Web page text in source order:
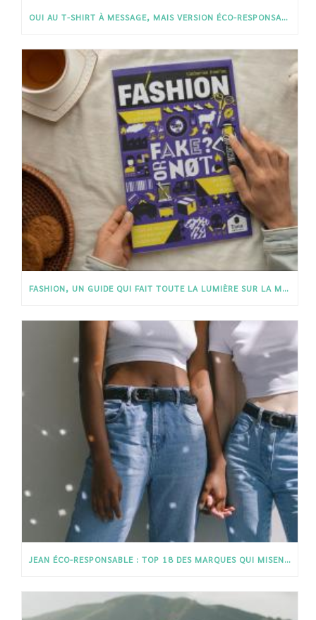
OUI AU T-SHIRT À MESSAGE, MAIS VERSION ÉCO-RESPONSABLE !
FASHION, UN GUIDE QUI FAIT TOUTE LA LUMIÈRE SUR LA MODE
JEAN ÉCO-RESPONSABLE : TOP 18 DES MARQUES QUI MISENT SUR L’ÉTHIQUE ET LA QUALITÉ